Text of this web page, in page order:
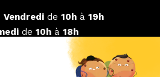
Vendredide 10hà 19h
de 10h à 18h